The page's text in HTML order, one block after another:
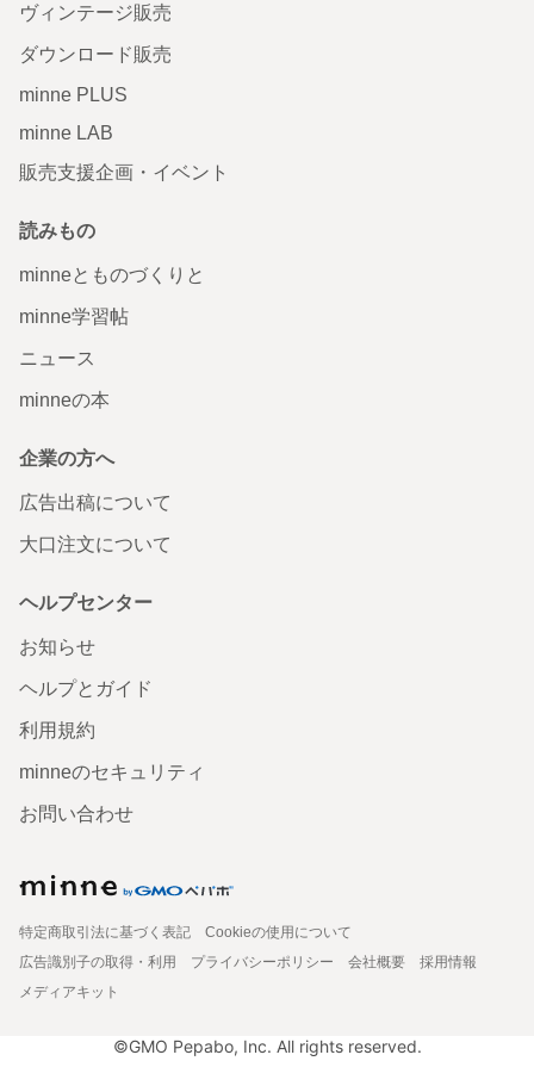
ヴィンテージ販売
ダウンロード販売
minne PLUS
minne LAB
販売支援企画・イベント
読みもの
minneとものづくりと
minne学習帖
ニュース
minneの本
企業の方へ
広告出稿について
大口注文について
ヘルプセンター
お知らせ
ヘルプとガイド
利用規約
minneのセキュリティ
お問い合わせ
特定商取引法に基づく表記
Cookieの使用について
広告識別子の取得・利用
プライバシーポリシー 会社概要
採用情報
メディアキット
©GMO Pepabo, Inc. All rights reserved.